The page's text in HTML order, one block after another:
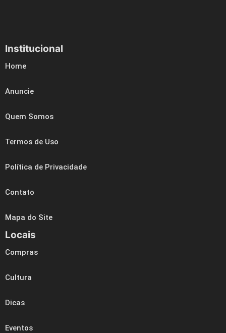
Institucional
Home
Anuncie
Quem Somos
Termos de Uso
Política de Privacidade
Contato
Mapa do Site
Locais
Compras
Cultura
Dicas
Eventos